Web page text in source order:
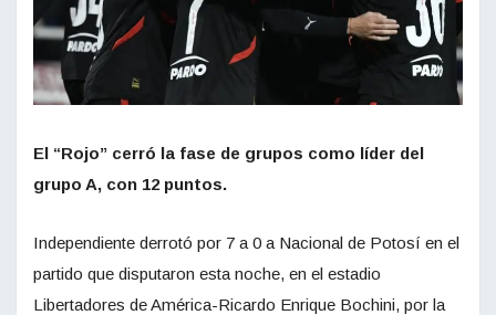
El “Rojo” cerró la fase de grupos como líder del
grupo A, con 12 puntos.
Independiente derrotó por 7 a 0 a Nacional de Potosí en el
partido que disputaron esta noche, en el estadio
Libertadores de América-Ricardo Enrique Bochini, por la